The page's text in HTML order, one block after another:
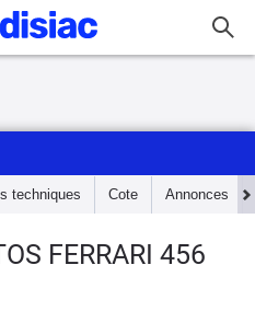
techniques Cote Annonces
FERRARI 456